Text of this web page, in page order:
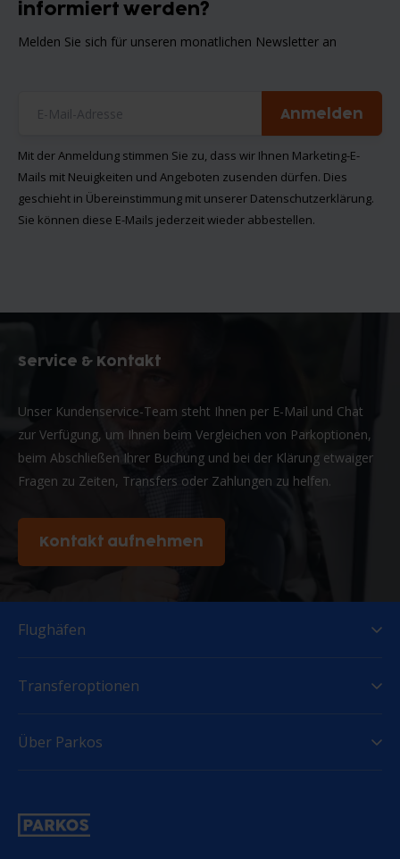
informiert werden?
Melden Sie sich für unseren monatlichen Newsletter an
Anmelden
Mit der Anmeldung stimmen Sie zu, dass wir Ihnen Marketing-E-
Mails mit Neuigkeiten und Angeboten zusenden dürfen. Dies
geschieht in Übereinstimmung mit unserer Datenschutzerklärung.
Sie können diese E-Mails jederzeit wieder abbestellen.
Service & Kontakt
Unser Kundenservice-Team steht Ihnen per E-Mail und Chat
zur Verfügung, um Ihnen beim Vergleichen von Parkoptionen,
beim Abschließen Ihrer Buchung und bei der Klärung etwaiger
Fragen zu Zeiten, Transfers oder Zahlungen zu helfen.
Kontakt aufnehmen
Flughäfen
Transferoptionen
Über Parkos